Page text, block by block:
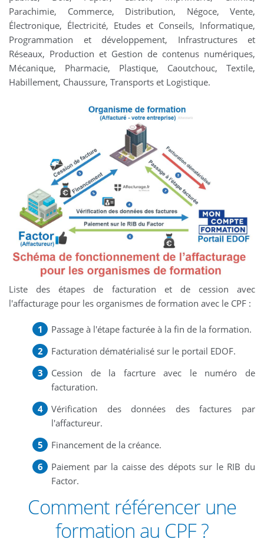
Parachimie, Commerce, Distribution, Négoce, Vente,
Électronique, Électricité, Etudes et Conseils, Informatique,
Programmation et développement, Infrastructures et
Réseaux, Production et Gestion de contenus numériques,
Mécanique, Pharmacie, Plastique, Caoutchouc, Textile,
Habillement, Chaussure, Transports et Logistique.
Liste des étapes de facturation et de cession avec
l'affacturage pour les organismes de formation avec le CPF :
Passage à l'étape facturée à la fin de la formation.
Facturation dématérialisé sur le portail EDOF.
Cession de la facrture avec le numéro de
facturation.
Vérification des données des factures par
l'affactureur.
Financement de la créance.
Paiement par la caisse des dépots sur le RIB du
Factor.
Comment référencer une
formation au CPF ?